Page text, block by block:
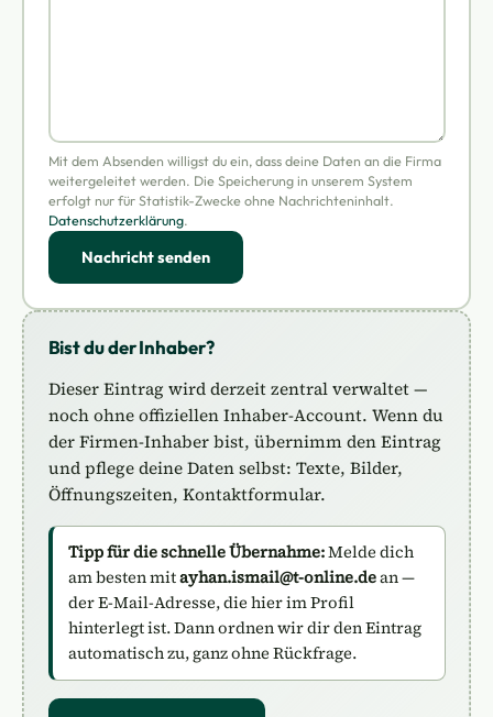
Mit dem Absenden willigst du ein, dass deine Daten an die Firma
weitergeleitet werden. Die Speicherung in unserem System
erfolgt nur für Statistik-Zwecke ohne Nachrichteninhalt.
Datenschutzerklärung.
Nachricht senden
Bist du der Inhaber?
Dieser Eintrag wird derzeit zentral verwaltet —
noch ohne offiziellen Inhaber-Account. Wenn du
der Firmen-Inhaber bist, übernimm den Eintrag
und pflege deine Daten selbst: Texte, Bilder,
Öffnungszeiten, Kontaktformular.
Tipp für die schnelle Übernahme:Melde dich
am besten mitayhan.ismail@t-online.dean —
der E-Mail-Adresse, die hier im Profil
hinterlegt ist. Dann ordnen wir dir den Eintrag
automatisch zu, ganz ohne Rückfrage.